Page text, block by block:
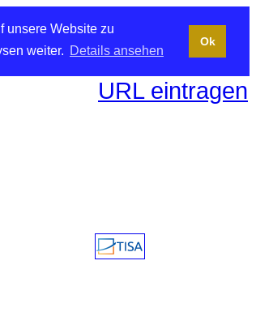
unsere Website zu
weiter. Details ansehen
Ok
URL eintragen